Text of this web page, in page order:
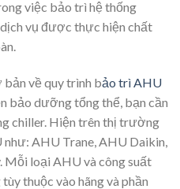
việc bảo trì hệ thống
vụ được thực hiện chất
bản về quy trình bảo trì AHU
bảo dưỡng tổng thể, bạn cần
chiller. Hiện trên thị trường
AHU Trane, AHU Daikin,
loại AHU và công suất
thuộc vào hãng và phần